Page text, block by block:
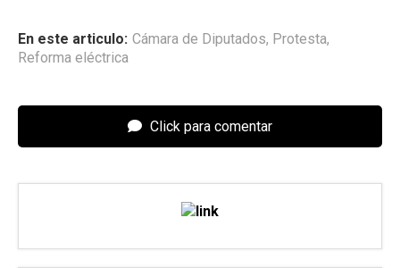
En este articulo: Cámara de Diputados, Protesta,
Reforma eléctrica
Click para comentar